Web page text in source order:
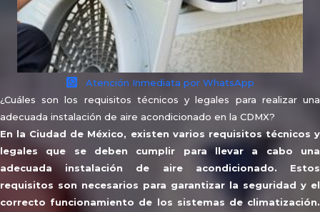
Atención Inmediata por WhatsApp
¿Cuáles son los requisitos técnicos y legales para realizar una
adecuada instalación de aire acondicionado en la CDMX?
En la Ciudad de México, existen varios requisitos técnicos y
legales que se deben cumplir para llevar a cabo una
adecuada instalación de aire acondicionado. Estos
requisitos son necesarios para garantizar la seguridad y el
correcto funcionamiento de los sistemas de climatización.